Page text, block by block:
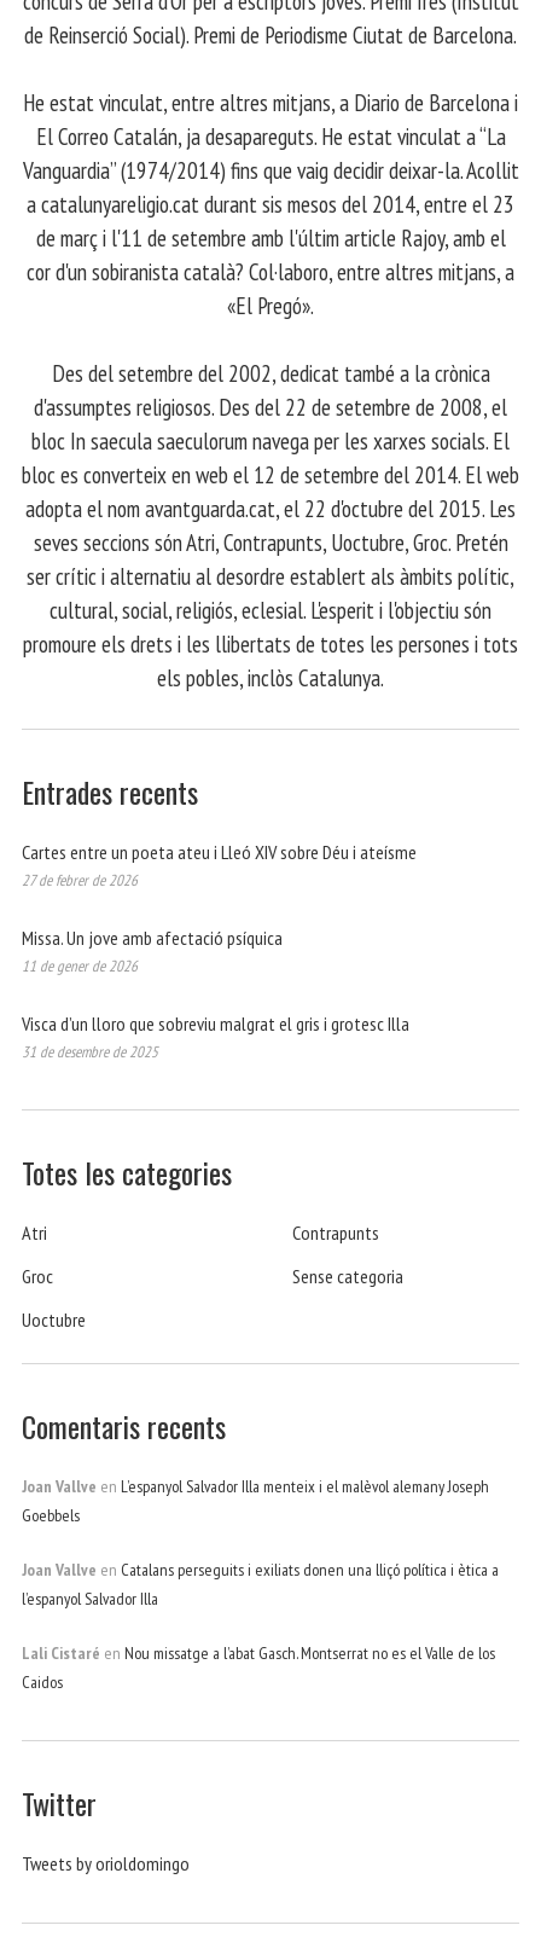
de Reinserció Social). Premi de Periodisme Ciutat de Barcelona.
​ He estat vinculat, entre altres mitjans, a Diario de Barcelona i
El Correo Catalán, ja desapareguts. He estat vinculat a “La
Vanguardia” (1974/2014) fins que vaig decidir deixar-la. Acollit
a catalunyareligio.cat durant sis mesos del 2014, entre el 23
de març i l'11 de setembre amb l'últim article Rajoy, amb el
cor d'un sobiranista català? Col·laboro, entre altres mitjans, a
«El Pregó».
​ Des del setembre del 2002, dedicat també a la crònica
d'assumptes religiosos. Des del 22 de setembre de 2008, el
bloc In saecula saeculorum navega per les xarxes socials. El
bloc es converteix en web el 12 de setembre del 2014. El web
adopta el nom avantguarda.cat, el 22 d'octubre del 2015. Les
seves seccions són Atri, Contrapunts, Uoctubre, Groc. Pretén
ser crític i alternatiu al desordre establert als àmbits polític,
cultural, social, religiós, eclesial. L'esperit i l'objectiu són
promoure els drets i les llibertats de totes les persones i tots
els pobles, inclòs Catalunya.
Entrades recents
Cartes entre un poeta ateu i Lleó XIV sobre Déu i ateísme
27 de febrer de 2026
Missa. Un jove amb afectació psíquica
11 de gener de 2026
Visca d’un lloro que sobreviu malgrat el gris i grotesc Illa
31 de desembre de 2025
Totes les categories
Atri
Contrapunts
Groc
Sense categoria
Uoctubre
Comentaris recents
Joan Vallve en L’espanyol Salvador Illa menteix i el malèvol alemany Joseph
Goebbels
Joan Vallve en Catalans perseguits i exiliats donen una lliçó política i ètica a
l’espanyol Salvador Illa
Lali Cistaré en Nou missatge a l’abat Gasch. Montserrat no es el Valle de los
Caidos
Twitter
Tweets by orioldomingo